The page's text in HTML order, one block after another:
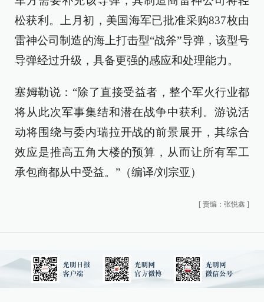
松获利。上月初，美国海军已批准采购837枚由
雷神公司制造的海上打击型“战斧”导弹，该型号
导弹经过升级，具备更强的感应和处理能力。
塞姆勒说：“除了直接受益者，整个军火行业都
将从此次军事集结和潜在战争中获利。游说活
动将围绕与委内瑞拉开战的前景展开，其综合
效应是推高五角大楼的预算，从而让所有军工
承包商都从中受益。”（编译/刘宗亚）
[ 责编：张悦鑫 ]